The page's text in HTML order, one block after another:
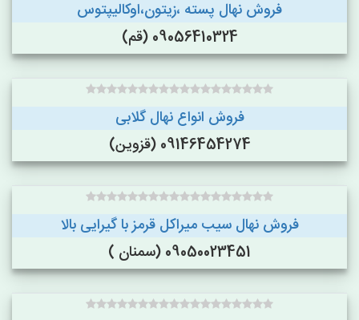
فروش نهال پسته ،زیتون،اوکالیپتوس
09056410324 (قم)
فروش انواع نهال گلابی
09146454274 (قزوین)
فروش نهال سیب میراکل قرمز با گیرایی بالا
09050023451 (سمنان )